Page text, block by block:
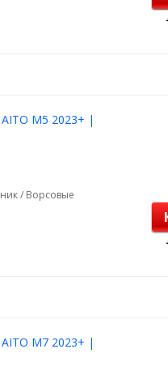
M5 2023+ |
/ Ворсовые
M7 2023+ |